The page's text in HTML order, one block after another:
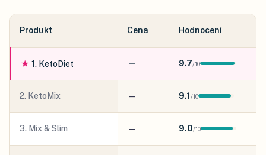
Produkt Cena Hodnocení
★ 1. KetoDiet — 9.7/10
2. KetoMix — 9.1/10
3. Mix & Slim — 9.0/10